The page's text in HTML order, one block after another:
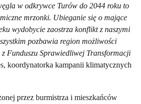
w odkrywce Turów do 2044 roku to
mrzonki. Ubieganie się o mające
wydobycie zaostrza konflikt z naszymi
pozbawia region możliwości
z Funduszu Sprawiedliwej Transformacji
koordynatorka kampanii klimatycznych
przez burmistrza i mieszkańców